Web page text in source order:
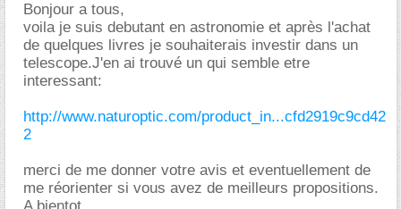
Bonjour a tous,
voila je suis debutant en astronomie et après l'achat
de quelques livres je souhaiterais investir dans un
telescope.J'en ai trouvé un qui semble etre
interessant:
http://www.naturoptic.com/product_in...cfd2919c9cd42
2
merci de me donner votre avis et eventuellement de
me réorienter si vous avez de meilleurs propositions.